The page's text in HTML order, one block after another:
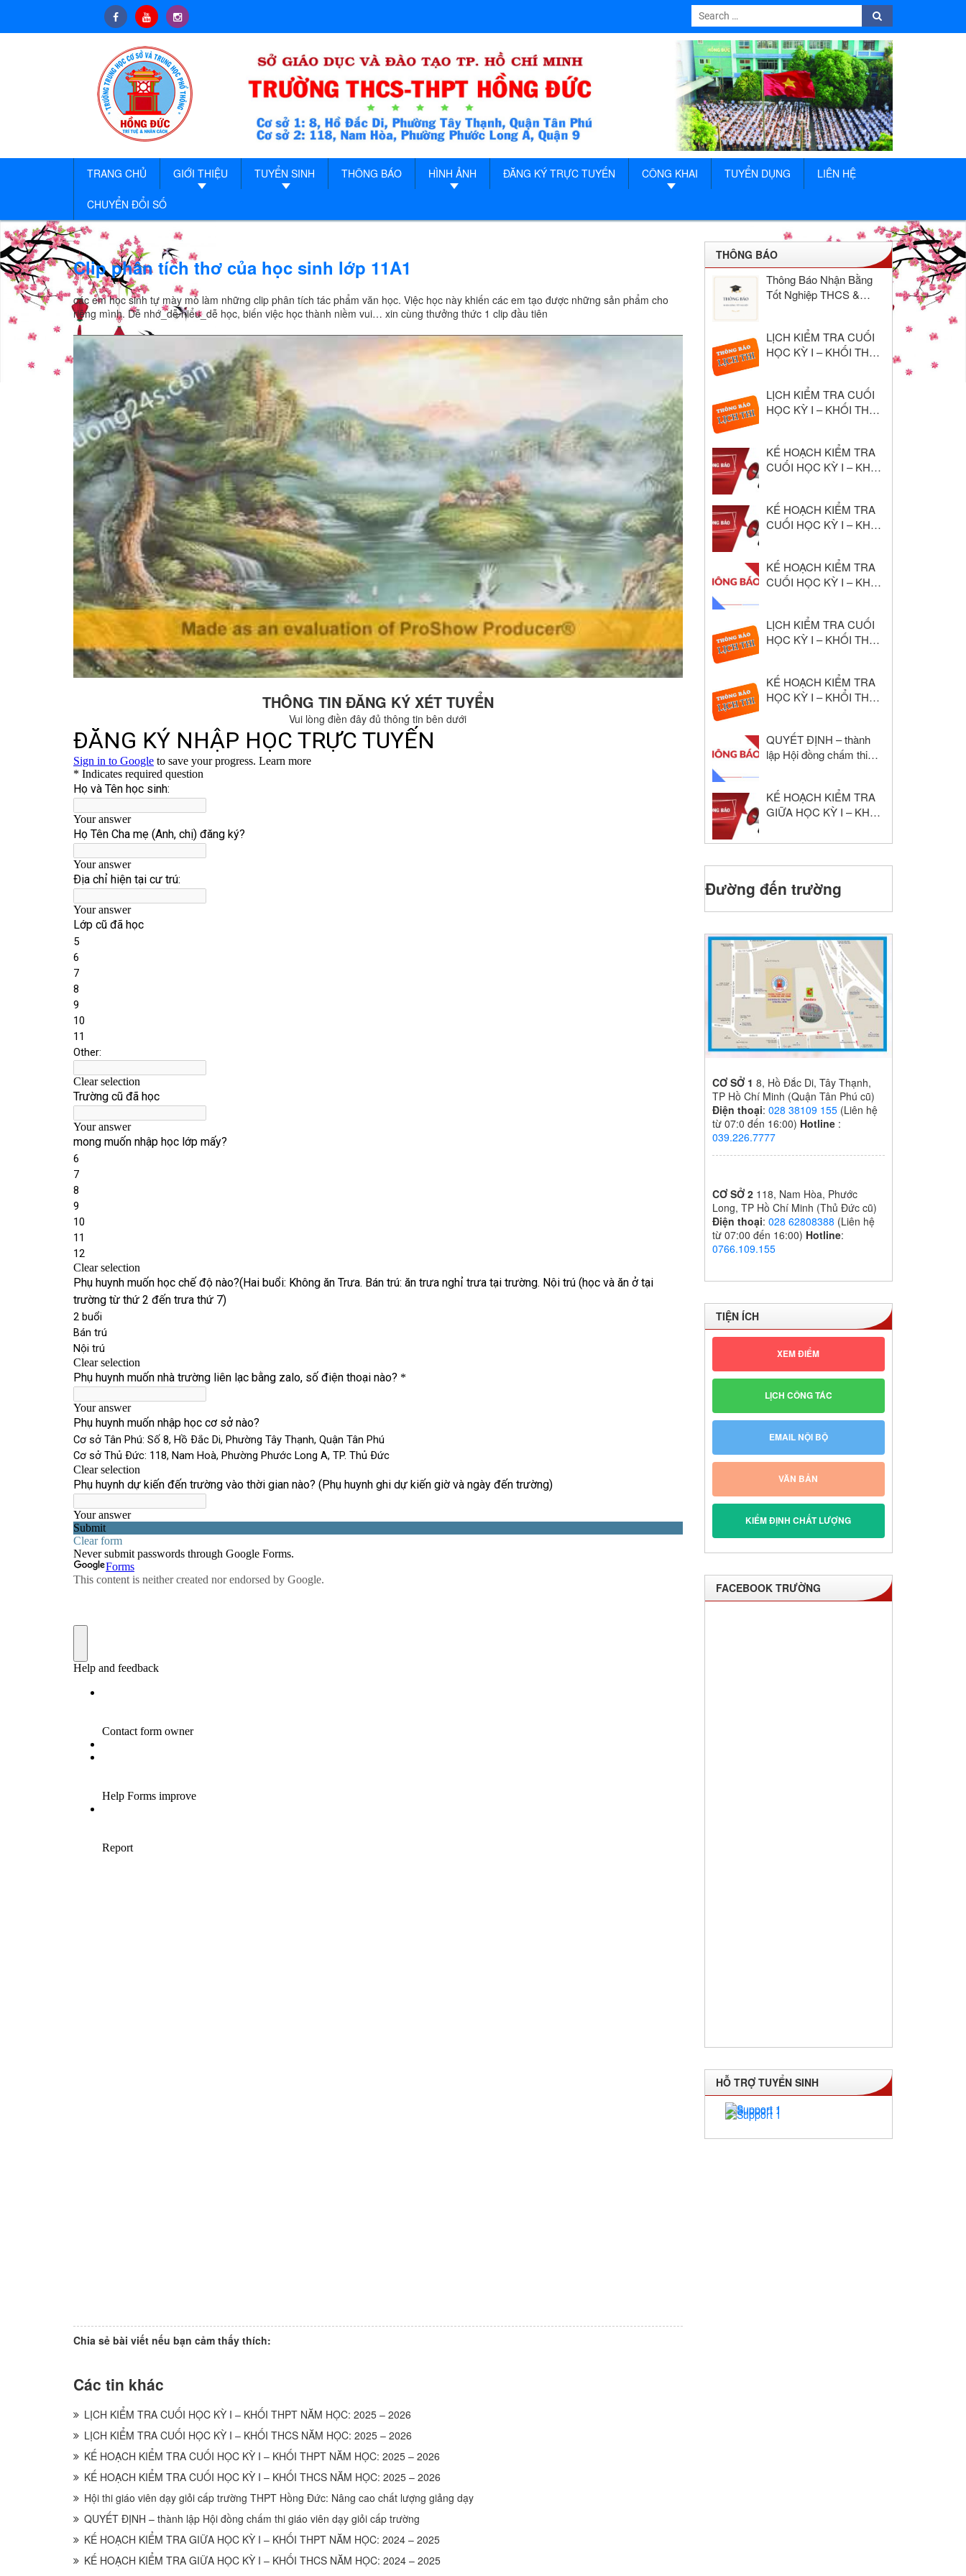
Search
for:
TRANG CHỦ GIỚI THIỆU TUYỂN SINH THÔNG BÁO HÌNH ẢNH ĐĂNG KÝ TRỰC TUYẾN CÔNG KHAI TUYỂN DỤNG LIÊN HỆ
CHUYỂN ĐỔI SỐ
Clip phân tích thơ của học sinh lớp 11A1
các em học sinh tự mày mò làm những clip phân tích tác phẩm văn học. Việc học này khiến các em tạo được những sản phẩm cho
riêng mình. Dễ nhớ_dễ hiểu_dễ học, biến việc học thành niềm vui… xin cùng thưởng thức 1 clip đầu tiên
THÔNG TIN ĐĂNG KÝ XÉT TUYỂN
Vui lòng điền đây đủ thông tin bên dưới
Chia sẻ bài viết nếu bạn cảm thấy thích:
Các tin khác
LỊCH KIỂM TRA CUỐI HỌC KỲ I – KHỐI THPT NĂM HỌC: 2025 – 2026
LỊCH KIỂM TRA CUỐI HỌC KỲ I – KHỐI THCS NĂM HỌC: 2025 – 2026
KẾ HOẠCH KIỂM TRA CUỐI HỌC KỲ I – KHỐI THPT NĂM HỌC: 2025 – 2026
KẾ HOẠCH KIỂM TRA CUỐI HỌC KỲ I – KHỐI THCS NĂM HỌC: 2025 – 2026
Hội thi giáo viên dạy giỏi cấp trường THPT Hồng Đức: Nâng cao chất lượng giảng dạy
QUYẾT ĐỊNH – thành lập Hội đồng chấm thi giáo viên dạy giỏi cấp trường
KẾ HOẠCH KIỂM TRA GIỮA HỌC KỲ I – KHỐI THPT NĂM HỌC: 2024 – 2025
KẾ HOẠCH KIỂM TRA GIỮA HỌC KỲ I – KHỐI THCS NĂM HỌC: 2024 – 2025
THÔNG BÁO
Thông Báo Nhận Bằng
Tốt Nghiệp THCS &
LỊCH KIỂM TRA CUỐI
HỌC KỲ I – KHỐI THPT
LỊCH KIỂM TRA CUỐI
HỌC KỲ I – KHỐI THCS
KẾ HOẠCH KIỂM TRA
CUỐI HỌC KỲ I – KHỐI
KẾ HOẠCH KIỂM TRA
CUỐI HỌC KỲ I – KHỐI
KẾ HOẠCH KIỂM TRA
CUỐI HỌC KỲ I – KHỐI
LỊCH KIỂM TRA CUỐI
HỌC KỲ I – KHỐI THPT
KẾ HOẠCH KIỂM TRA
HỌC KỲ I – KHỔI THPT
QUYẾT ĐỊNH – thành
lập Hội đồng chấm thi
KẾ HOẠCH KIỂM TRA
GIỮA HỌC KỲ I – KHỐI
– 2025
Đường đến trường
CƠ SỞ 1 8, Hồ Đắc Di, Tây Thạnh,
TP Hồ Chí Minh (Quận Tân Phú cũ)
Điện thoại: 028 38109 155(Liên hệ
từ 07:0 đến 16:00) Hotline:
039.226.7777
CƠ SỞ 2 118, Nam Hòa, Phước
Long, TP Hồ Chí Minh (Thủ Đức cũ)
Điện thoại: 028 62808388 (Liên hệ
từ 07:00 đến 16:00) Hotline:
0766.109.155
TIỆN ÍCH
XEM ĐIỂM
LỊCH CÔNG TÁC
EMAIL NỘI BỘ
VĂN BẢN
KIỂM ĐỊNH CHẤT LƯỢNG
FACEBOOK TRƯỜNG
HỖ TRỢ TUYỂN SINH